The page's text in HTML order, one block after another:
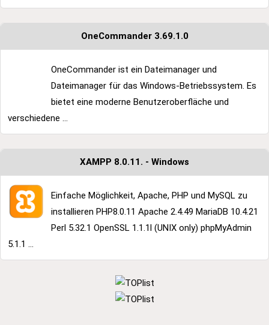
OneCommander 3.69.1.0
OneCommander ist ein Dateimanager und
Dateimanager für das Windows-Betriebssystem. Es
bietet eine moderne Benutzeroberfläche und
verschiedene ...
XAMPP 8.0.11. - Windows
Einfache Möglichkeit, Apache, PHP und MySQL zu
installieren PHP8.0.11 Apache 2.4.49 MariaDB 10.4.21
Perl 5.32.1 OpenSSL 1.1.1l (UNIX only) phpMyAdmin
5.1.1 ...